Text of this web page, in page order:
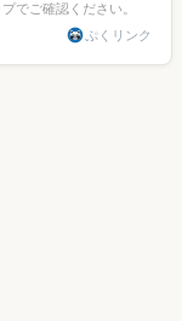
でご確認ください。
ぷくリンク